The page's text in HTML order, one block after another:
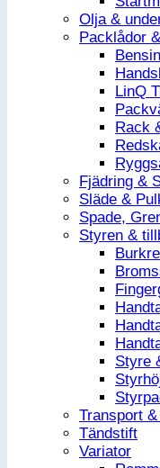
Olja &
Packlådor
LinQ
Rack
Fjädring &
Släde &
Spade,
Styren &
Styre
Transport
Tändstift
Variator